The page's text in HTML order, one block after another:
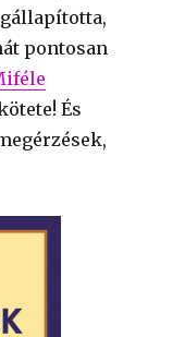
pontosan
És